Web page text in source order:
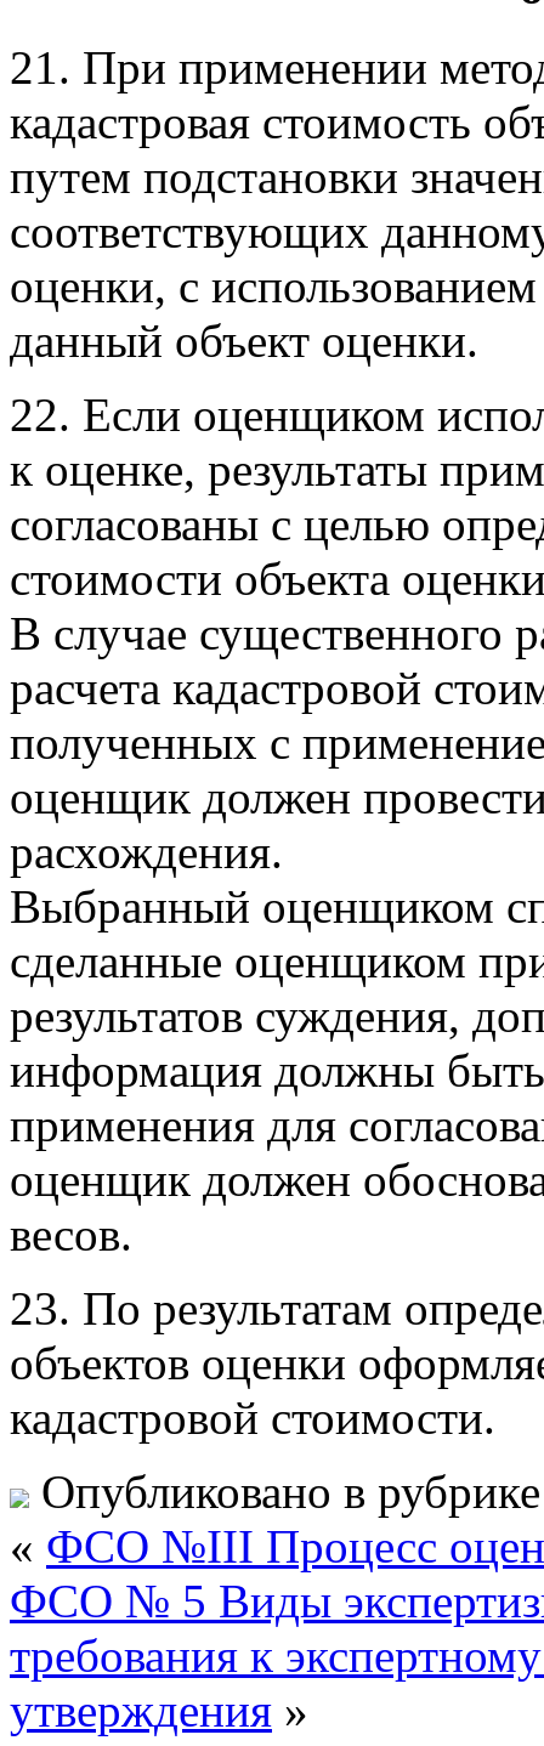
21. При применении
кадастровая стоимость
путем подстановки
соответствующих
оценки, с
данный объект оценки.
22. Если оценщиком
к оценке, результаты
согласованы с целью
стоимости объекта
В случае существенного
расчета кадастровой
полученных с
оценщик должен
расхождения.
Выбранный оценщиком
сделанные оценщиком
результатов суждения,
информация должны
применения для
оценщик должен
весов.
23. По результатам
объектов оценки
кадастровой стоимости.
Опубликовано в
« ФСО №III Процесс
ФСО № 5 Виды
требования к
утверждения »